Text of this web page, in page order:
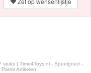
stuks | Time4Toys.nl - Speelgoed -
Artikelen